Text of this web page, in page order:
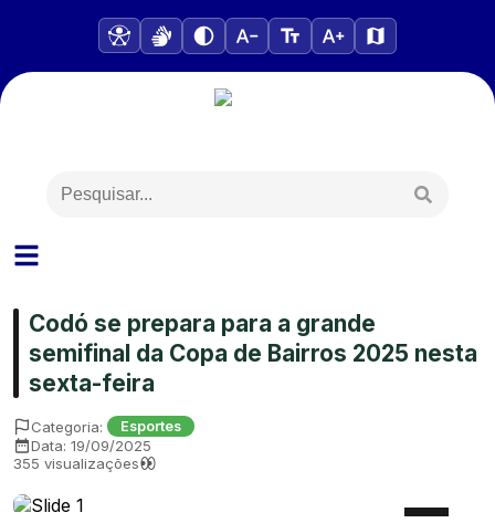
Codó se prepara para a grande
semifinal da Copa de Bairros 2025 nesta
sexta-feira
Categoria: Esportes
Data: 19/09/2025
355 visualizações